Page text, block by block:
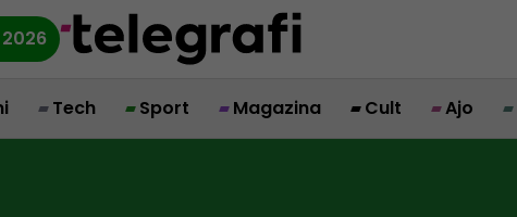
Tech Sport Magazina Cult Ajo